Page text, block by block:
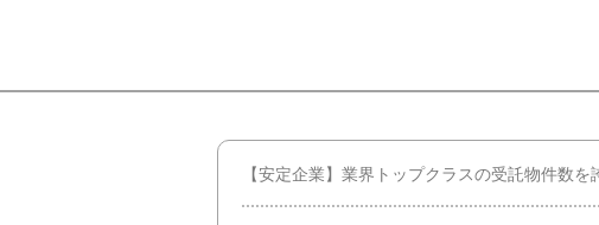
【安定企業】業界トップクラスの受託物件数を